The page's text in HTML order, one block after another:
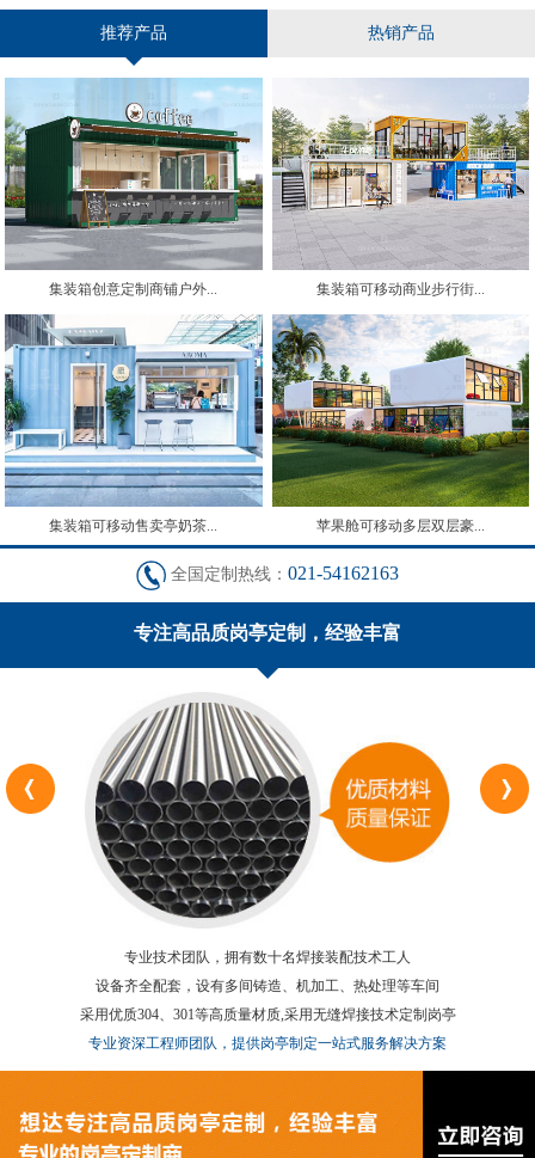
推荐产品 热销产品
集装箱创意定制商铺户外... 集装箱可移动商业步行街...
集装箱可移动售卖亭奶茶... 苹果舱可移动多层双层豪...
全国定制热线： 021-54162163
专注高品质岗亭定制，经验丰富
专业技术团队，拥有数十名焊接装配技术工人
设备齐全配套，设有多间铸造、机加工、热处理等车间
采用优质304、301等高质量材质,采用无缝焊接技术定制岗亭
专业资深工程师团队，提供岗亭制定一站式服务解决方案